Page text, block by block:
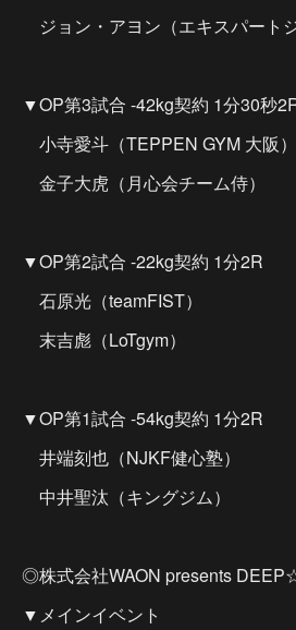
ジョン・アヨン（エキスパートジ
▼OP第3試合 -42kg契約 1分30秒
小寺愛斗（TEPPEN GYM 大阪）
金子大虎（月心会チーム侍）
▼OP第2試合 -22kg契約 1分2R
石原光（teamFIST）
末吉彪（LoTgym）
▼OP第1試合 -54kg契約 1分2R
井端刻也（NJKF健心塾）
中井聖汰（キングジム）
◎株式会社WAON presents
▼メインイベント